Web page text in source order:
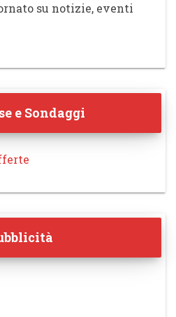
su notizie, eventi
e Sondaggi